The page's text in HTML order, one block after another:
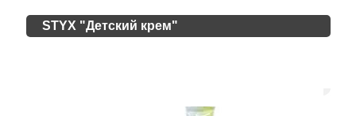
STYX "Детский крем"